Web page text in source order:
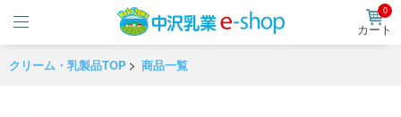
0
カート
クリーム・乳製品TOP 商品一覧